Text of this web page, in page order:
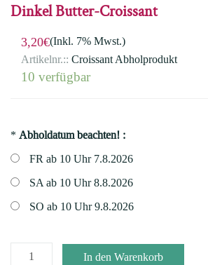
Dinkel Butter-Croissant
3,20€(Inkl. 7% Mwst.)
Artikelnr.:: Croissant Abholprodukt
10 verfügbar
* Abholdatum beachten! :
FR ab 10 Uhr 7.8.2026
SA ab 10 Uhr 8.8.2026
SO ab 10 Uhr 9.8.2026